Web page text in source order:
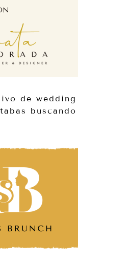
de wedding
buscando